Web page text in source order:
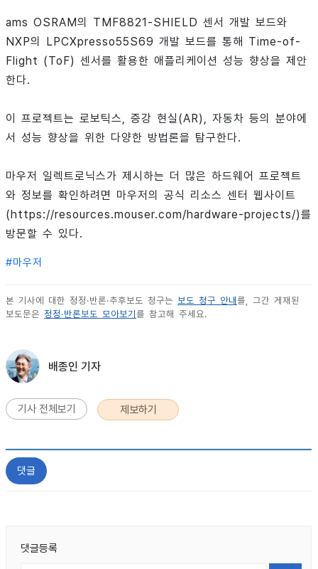
ams OSRAM의 TMF8821-SHIELD 센서 개발 보드와
NXP의 LPCXpresso55S69 개발 보드를 통해 Time-of-
Flight (ToF) 센서를 활용한 애플리케이션 성능 향상을 제안
한다.
이 프로젝트는 로보틱스, 증강 현실(AR), 자동차 등의 분야에
서 성능 향상을 위한 다양한 방법론을 탐구한다.
마우저 일렉트로닉스가 제시하는 더 많은 하드웨어 프로젝트
와 정보를 확인하려면 마우저의 공식 리소스 센터 웹사이트
(https://resources.mouser.com/hardware-projects/)를
방문할 수 있다.
#마우저
본 기사에 대한 정정·반론·추후보도 청구는 보도 청구 안내 를, 그간 게재된
보도문은 정정·반론보도 모아보기 를 참고해 주세요.
배종인 기자
기사 전체보기 제보하기
댓글
댓글등록